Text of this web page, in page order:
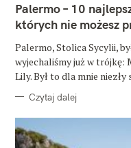
G
R
Palermo – 10
których nie możesz
Palermo, Stolica Sycylii,
wyjechaliśmy już w trójkę:
Lily. Był to dla mnie niezły
Czytaj dalej